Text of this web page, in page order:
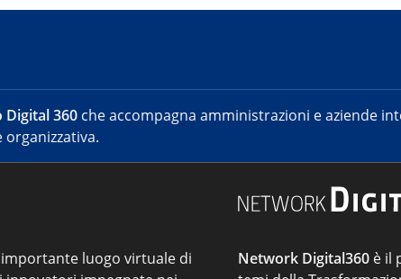
Digital 360 che accompagna amministrazioni e aziende
importante luogo virtuale di
Network Digital360 è il